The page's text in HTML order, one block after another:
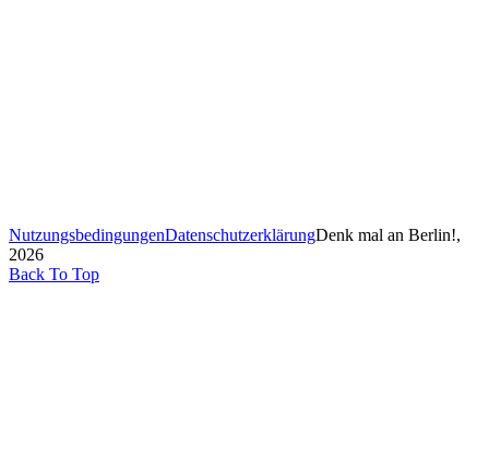
NutzungsbedingungenDatenschutzerklärungDenk mal an Berlin!,
2026
Back To Top